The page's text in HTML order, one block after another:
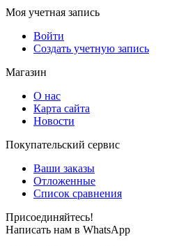
Моя учетная запись
Войти
Создать учетную запись
Магазин
О нас
Карта сайта
Новости
Покупательский сервис
Ваши заказы
Отложенные
Список сравнения
Присоединяйтесь!
Написать нам в WhatsApp